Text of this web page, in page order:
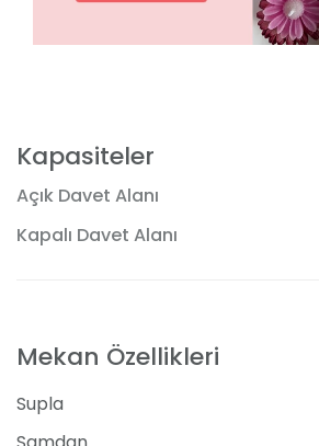
Kapasiteler
Açık Davet Alanı
Kapalı Davet Alanı
Mekan Özellikleri
Supla